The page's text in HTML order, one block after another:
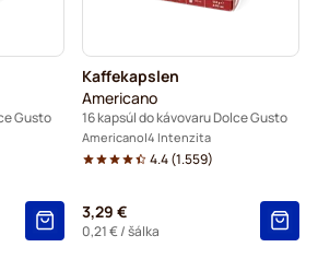
Gusto
Kaffekapslen
Americano
16 kapsúl do kávovaru Dolce Gusto
Americano 4 Intenzita
4.4(1.559)
3,29 €
0,21 €/ šálka